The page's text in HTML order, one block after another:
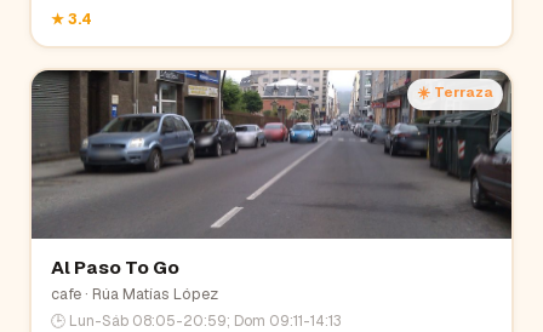
★3.4
☀️ Terraza
Al Paso To Go
cafe· Rúa Matías López
🕒 Lun-Sáb 08:05-20:59; Dom 09:11-14:13